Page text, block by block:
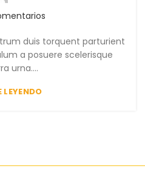
duis torquent parturient
a posuere scelerisque
urna....
LEYENDO